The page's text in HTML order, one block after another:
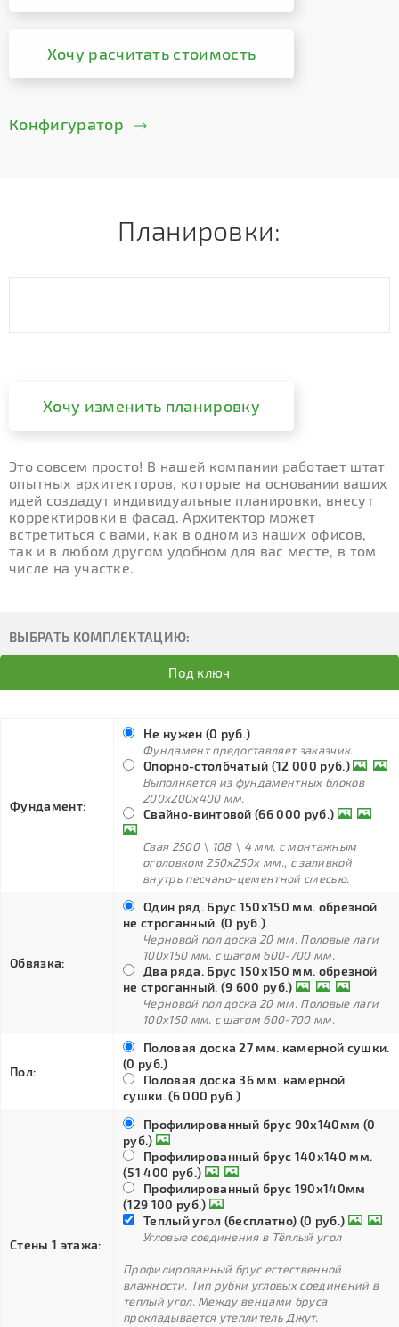
Хочу расчитать стоимость
Конфигуратор
Планировки:
Хочу изменить планировку
Это совсем просто! В нашей компании работает штат
опытных архитекторов, которые на основании ваших
идей создадут индивидуальные планировки, внесут
корректировки в фасад. Архитектор может
встретиться с вами, как в одном из наших офисов,
так и в любом другом удобном для вас месте, в том
числе на участке.
ВЫБРАТЬ КОМПЛЕКТАЦИЮ:
Под ключ
Фундамент:
Не нужен (0 руб.)
Фундамент предоставляет заказчик.
Опорно-столбчатый (12 000 руб.)
Выполняется из фундаментных блоков
200х200х400 мм.
Свайно-винтовой (66 000 руб.)
Свая 2500 \ 108 \ 4 мм. с монтажным
оголовком 250х250х мм., с заливкой
внутрь песчано-цементной смесью.
Обвязка:
Один ряд. Брус 150х150 мм. обрезной
не строганный. (0 руб.)
Черновой пол доска 20 мм. Половые лаги
100х150 мм. с шагом 600-700 мм.
Два ряда. Брус 150х150 мм. обрезной
не строганный. (9 600 руб.)
Черновой пол доска 20 мм. Половые лаги
100х150 мм. с шагом 600-700 мм.
Пол:
Половая доска 27 мм. камерной сушки.
(0 руб.)
Половая доска 36 мм. камерной
сушки. (6 000 руб.)
Стены 1 этажа:
Профилированный брус 90х140мм (0
руб.)
Профилированный брус 140х140 мм.
(51 400 руб.)
Профилированный брус 190х140мм
(129 100 руб.)
Теплый угол (бесплатно) (0 руб.)
Угловые соединения в Тёплый угол
Профилированный брус естественной
влажности. Тип рубки угловых соединений в
теплый угол. Между венцами бруса
прокладывается утеплитель Джут.